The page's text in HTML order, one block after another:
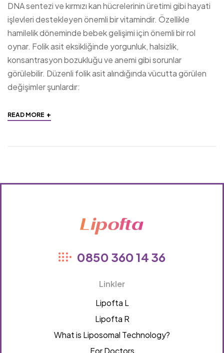
DNA sentezi ve kırmızı kan hücrelerinin üretimi gibi hayati
işlevleri destekleyen önemli bir vitamindir. Özellikle
hamilelik döneminde bebek gelişimi için önemli bir rol
oynar. Folik asit eksikliğinde yorgunluk, halsizlik,
konsantrasyon bozukluğu ve anemi gibi sorunlar
görülebilir. Düzenli folik asit alındığında vücutta görülen
değişimler şunlardır:
READ MORE +
Lipofta 0850 360 14 36
Linkler
Lipofta L
Lipofta R
What is Liposomal Technology?
For Doctors